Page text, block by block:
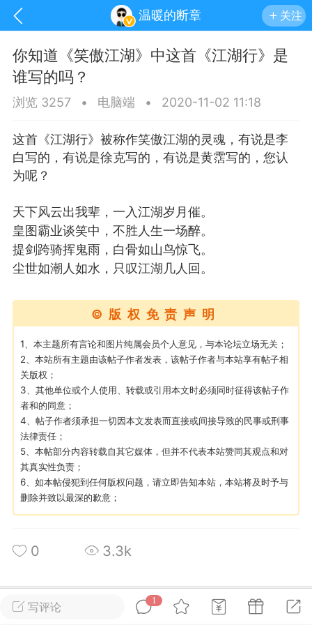
温暖的断章 关注
手机 系统 网站
游戏 兴趣 美图
问答 闲谈 官方
任务
网络
VIP 7
Laptop Go 2镜像
网盘下载
Laptop Go 2 i5/8/128 – Windows
写评论
1
你知道《笑傲江湖》中这首《江湖行》是
谁写的吗？
浏览 3257 • 电脑端 • 2020-11-02 11:18
这首《江湖行》被称作笑傲江湖的灵魂，有说是李
白写的，有说是徐克写的，有说是黄霑写的，您认
为呢？
天下风云出我辈，一入江湖岁月催。
皇图霸业谈笑中，不胜人生一场醉。
提剑跨骑挥鬼雨，白骨如山鸟惊飞。
尘世如潮人如水，只叹江湖几人回。
©版权免责声明
1、本主题所有言论和图片纯属会员个人意见，与本论坛立场无关；
2、本站所有主题由该帖子作者发表，该帖子作者与本站享有帖子相
关版权；
3、其他单位或个人使用、转载或引用本文时必须同时征得该帖子作
者和的同意；
4、帖子作者须承担一切因本文发表而直接或间接导致的民事或刑事
法律责任；
5、本帖部分内容转载自其它媒体，但并不代表本站赞同其观点和对
其真实性负责；
6、如本帖侵犯到任何版权问题，请立即告知本站，本站将及时予与
删除并致以最深的歉意；
0 3.3k
所属论坛 关注